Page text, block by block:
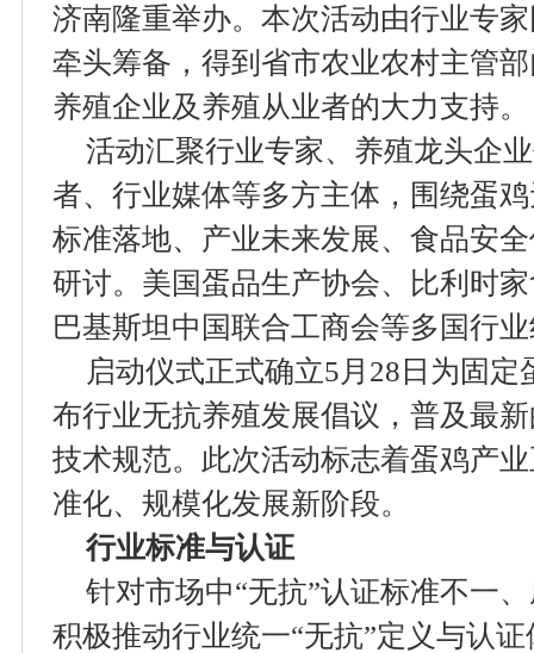
济南隆重举办。本次活动由行业专
牵头筹备，得到省市农业农村主管
养殖企业及养殖从业者的大力支持。
活动汇聚行业专家、养殖龙头企
者、行业媒体等多方主体，围绕蛋
标准落地、产业未来发展、食品安
研讨。美国蛋品生产协会、比利时
巴基斯坦中国联合工商会等多国行
启动仪式正式确立5月28日为固
布行业无抗养殖发展倡议，普及最
技术规范。此次活动标志着蛋鸡产
准化、规模化发展新阶段。
行业标准与认证
针对市场中“无抗”认证标准不一
积极推动行业统一“无抗”定义与认